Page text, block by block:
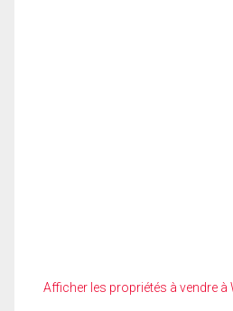
Afficher les propriétés à vendre à